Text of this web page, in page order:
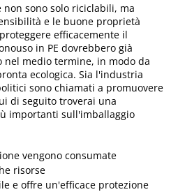
sono solo riciclabili, ma
e le buone proprietà
efficacemente il
in PE dovrebbero già
nel medio termine, in modo da
ecologica. Sia l'industria
sono chiamati a promuovere
di seguito troverai una
importanti sull'imballaggio
vengono consumate
risorse
e offre un'efficace protezione